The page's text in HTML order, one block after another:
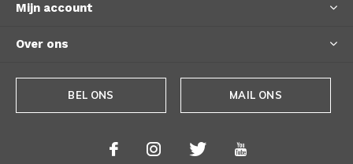
Mijn account
Over ons
BEL ONS MAIL ONS